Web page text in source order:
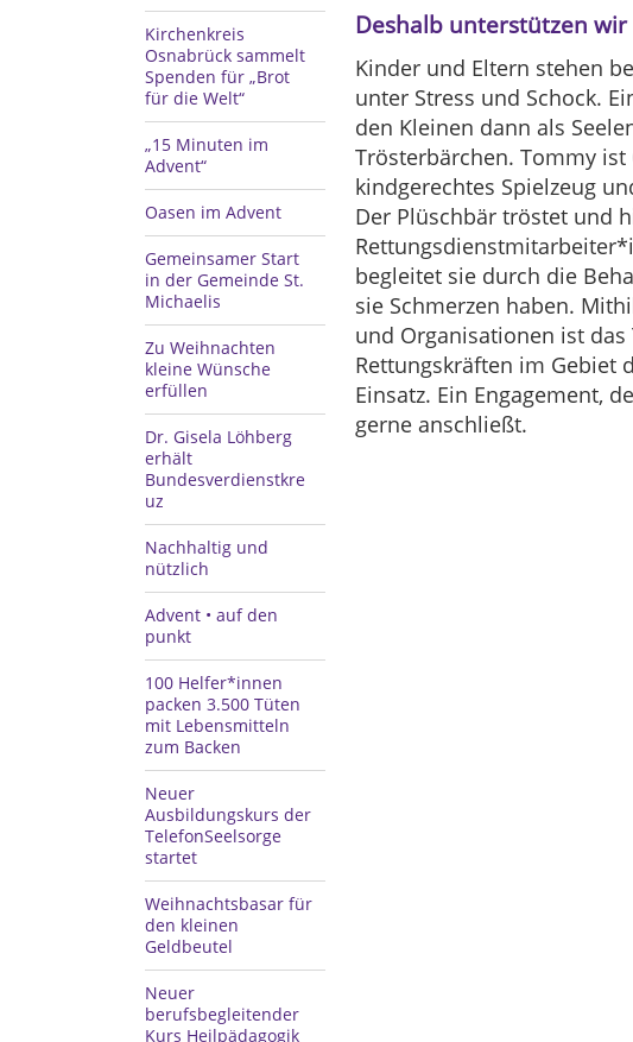
Kirchenkreis
Osnabrück sammelt
Spenden für „Brot
für die Welt“
„15 Minuten im
Advent“
Oasen im Advent
Gemeinsamer Start
in der Gemeinde St.
Michaelis
Zu Weihnachten
kleine Wünsche
erfüllen
Dr. Gisela Löhberg
erhält
Bundesverdienstkre
uz
Nachhaltig und
nützlich
Advent • auf den
punkt
100 Helfer*innen
packen 3.500 Tüten
mit Lebensmitteln
zum Backen
Neuer
Ausbildungskurs der
TelefonSeelsorge
startet
Weihnachtsbasar für
den kleinen
Geldbeutel
Neuer
berufsbegleitender
Kurs Heilpädagogik
Deshalb unterstützen wir
Kinder und Eltern stehen
unter Stress und Schock.
den Kleinen dann als
Trösterbärchen. Tommy
kindgerechtes Spielzeug
Der Plüschbär tröstet und
begleitet sie durch die
sie Schmerzen haben.
und Organisationen ist
Rettungskräften im Gebiet
Einsatz. Ein Engagement,
gerne anschließt.